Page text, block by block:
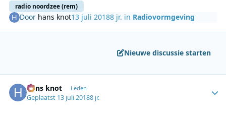
radio noordzee (rem)
Door hans knot13 juli 20188 jr. in Radiovormgeving
Nieuwe discussie starten
hans knot Leden
Geplaatst 13 juli 20188 jr.